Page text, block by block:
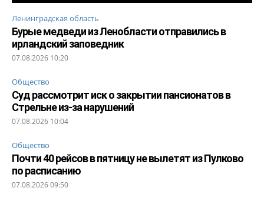
Ленинградская область
Бурые медведи из Ленобласти отправились в
ирландский заповедник
07.08.2026 10:20
Общество
Суд рассмотрит иск о закрытии пансионатов в
Стрельне из-за нарушений
07.08.2026 10:04
Общество
Почти 40 рейсов в пятницу не вылетят из Пулково
по расписанию
07.08.2026 09:50